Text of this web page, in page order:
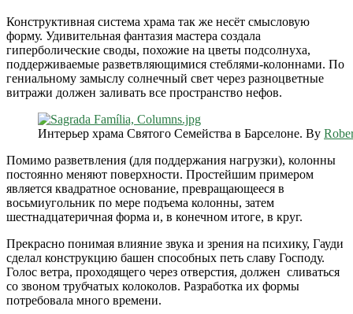
Конструктивная система храма так же несёт смысловую
форму. Удивительная фантазия мастера создала
гиперболические своды, похожие на цветы подсолнуха,
поддерживаемые разветвляющимися стеблями-колоннами. По
гениальному замыслу солнечный свет через разноцветные
витражи должен заливать все пространство нефов.
Интерьер храма Святого Семейства в Барселоне. By
Помимо разветвления (для поддержания нагрузки), колонны
постоянно меняют поверхности. Простейшим примером
является квадратное основание, превращающееся в
восьмиугольник по мере подъема колонны, затем
шестнадцатеричная форма и, в конечном итоге, в круг.
Прекрасно понимая влияние звука и зрения на психику, Гауди
сделал конструкцию башен способных петь славу Господу.
Голос ветра, проходящего через отверстия, должен сливаться
со звоном трубчатых колоколов. Разработка их формы
потребовала много времени.